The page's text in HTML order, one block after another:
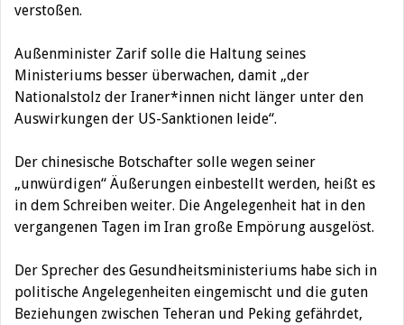
verstoßen.
Außenminister Zarif solle die Haltung seines
Ministeriums besser überwachen, damit „der
Nationalstolz der Iraner*innen nicht länger unter den
Auswirkungen der US-Sanktionen leide“.
Der chinesische Botschafter solle wegen seiner
„unwürdigen“ Äußerungen einbestellt werden, heißt es
in dem Schreiben weiter. Die Angelegenheit hat in den
vergangenen Tagen im Iran große Empörung ausgelöst.
Der Sprecher des Gesundheitsministeriums habe sich in
politische Angelegenheiten eingemischt und die guten
Beziehungen zwischen Teheran und Peking gefährdet,